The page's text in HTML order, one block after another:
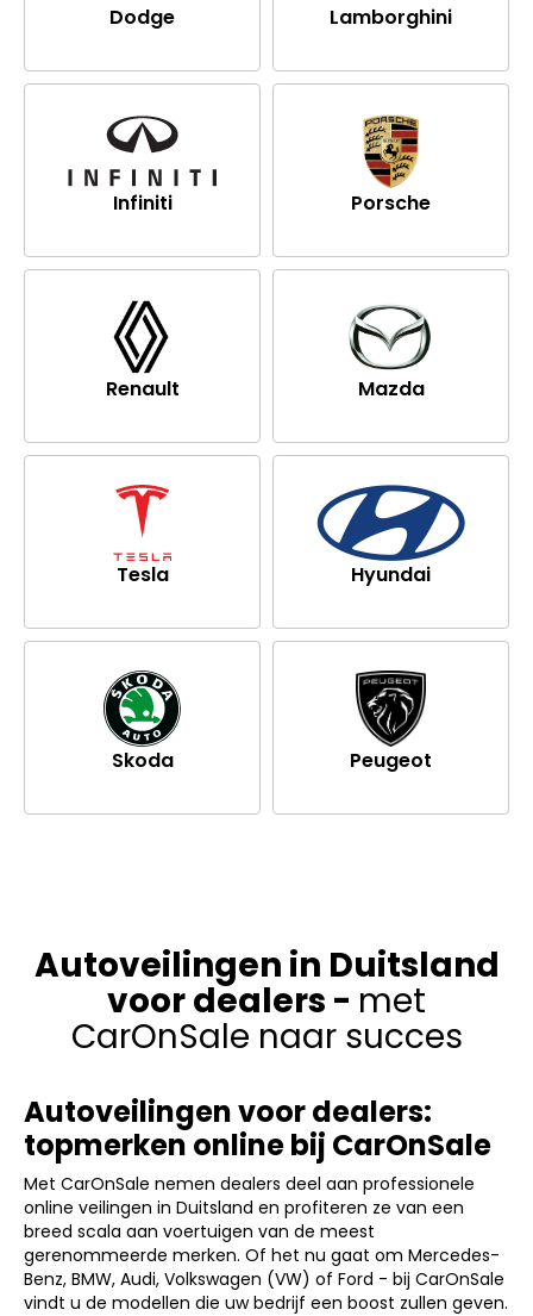
Dodge Lamborghini
Infiniti Porsche
Renault Mazda
Tesla Hyundai
Skoda Peugeot
Autoveilingen in Duitsland
voor dealers - met
CarOnSale naar succes
Autoveilingen voor dealers:
topmerken online bij CarOnSale
Met CarOnSale nemen dealers deel aan professionele
online veilingen in Duitsland en profiteren ze van een
breed scala aan voertuigen van de meest
gerenommeerde merken. Of het nu gaat om Mercedes-
Benz, BMW, Audi, Volkswagen (VW) of Ford - bij CarOnSale
vindt u de modellen die uw bedrijf een boost zullen geven.